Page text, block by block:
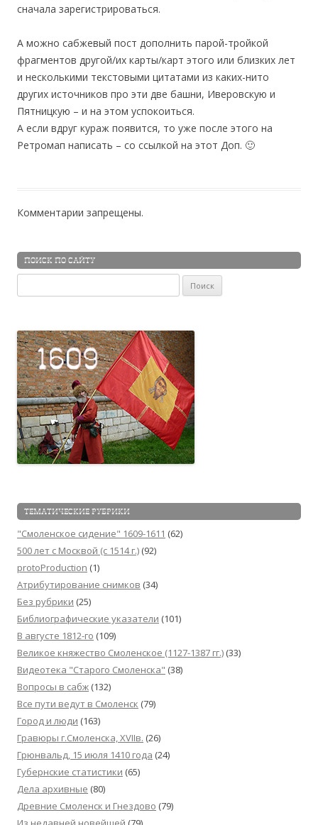
сначала зарегистрироваться.
А можно сабжевый пост дополнить парой-тройкой
фрагментов другой/их карты/карт этого или близких лет
и несколькими текстовыми цитатами из каких-нито
других источников про эти две башни, Иверовскую и
Пятницкую – и на этом успокоиться.
А если вдруг кураж появится, то уже после этого на
Ретромап написать – со ссылкой на этот Доп. 🙂
Комментарии запрещены.
ПОИСК ПО САЙТУ
ТЕМАТИЧЕСКИЕ РУБРИКИ
"Смоленское сидение" 1609-1611 (62)
500 лет с Москвой (c 1514 г.) (92)
protoProduction (1)
Атрибутирование снимков (34)
Без рубрики (25)
Библиографические указатели (101)
В августе 1812-го (109)
Великое княжество Смоленское (1127-1387 гг.) (33)
Видеотека "Cтарого Смоленска" (38)
Вопросы в сабж (132)
Все пути ведут в Смоленск (79)
Город и люди (163)
Гравюры г.Смоленска, XVIIв. (26)
Грюнвальд, 15 июля 1410 года (24)
Губернские статистики (65)
Дела архивные (80)
Древние Смоленск и Гнездово (79)